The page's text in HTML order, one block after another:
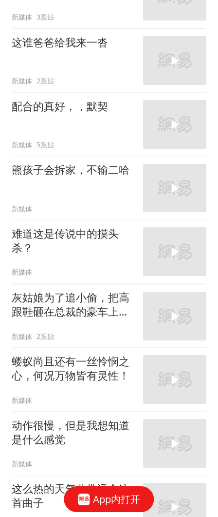
新媒体 3跟贴
这谁爸爸给我来一沓
新媒体 2跟贴
配合的真好，，默契
新媒体 5跟贴
熊孩子会拆家，不输二哈
新媒体
难道这是传说中的摸头
杀？
新媒体
灰姑娘为了追小偷，把高
跟鞋砸在总裁的豪车上，
新媒体 2跟贴
蝼蚁尚且还有一丝怜悯之
心，何况万物皆有灵性！
新媒体
动作很慢，但是我想知道
是什么感觉
新媒体
这么热的天气非常适合这
首曲子
App内打开